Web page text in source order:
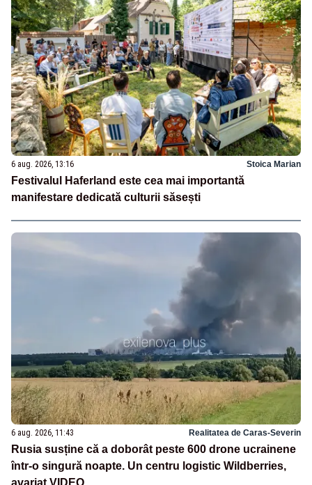
6 aug. 2026, 13:16 Stoica Marian
Festivalul Haferland este cea mai importantă
manifestare dedicată culturii săsești
6 aug. 2026, 11:43 Realitatea de Caras-Severin
Rusia susține că a doborât peste 600 drone ucrainene
într-o singură noapte. Un centru logistic Wildberries,